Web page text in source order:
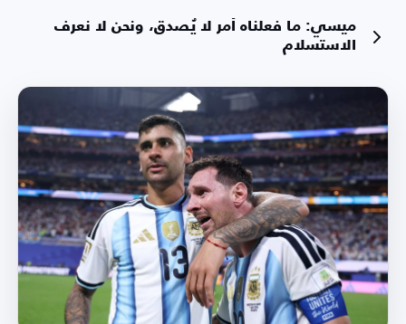
ميسي: ما فعلناه أمر لا يُصدق، ونحن لا نعرف
الاستسلام